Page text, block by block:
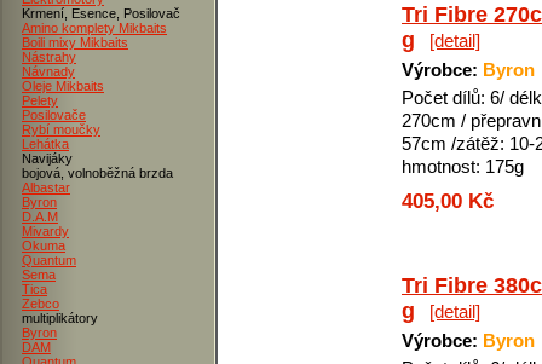
Krmení, Esence, Posilovač
Amino komplety Mikbaits
Boili mixy Mikbaits
Nástrahy
Návnady
Oleje Mikbaits
Pelety
Posilovače
Rybí moučky
Lehátka
Navijáky
bojová, volnoběžná brzda
Albastar
Byron
D.A.M
Mivardy
Okuma
Quantum
Sema
Tica
Zebco
multiplikátory
Byron
DAM
Tri Fibre
g
[detail]
Výrobce: Byron
Počet dílů: 6/
270cm /
57cm /zátěž: 10-
hmotnost: 175g
405,00 Kč
Tri Fibre
g
[detail]
Výrobce: Byron